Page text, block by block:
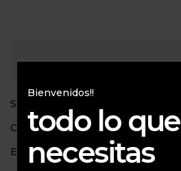
SKU:
Categoría: Filtros de aceite
Etiquetas: ISON 147 ,RAPTOR 700
Bienvenidos!!
todo lo que
necesitas